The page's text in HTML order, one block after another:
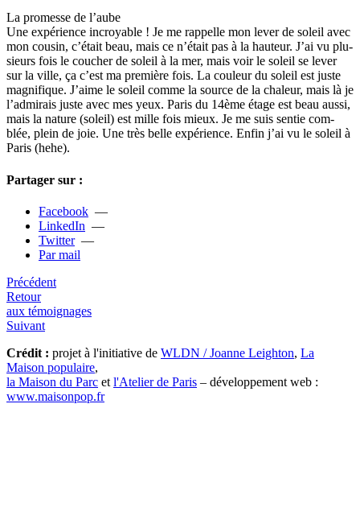
La pro­messe de l’aube
Une expé­rience incroya­ble ! Je me rap­pelle mon lever de soleil avec
mon cousin, c’était beau, mais ce n’était pas à la hau­teur. J’ai vu plu­
sieurs fois le cou­cher de soleil à la mer, mais voir le soleil se lever
sur la ville, ça c’est ma pre­mière fois. La cou­leur du soleil est juste
magni­fi­que. J’aime le soleil comme la source de la cha­leur, mais là je
l’admi­rais juste avec mes yeux. Paris du 14ème étage est beau aussi,
mais la nature (soleil) est mille fois mieux. Je me suis sentie com­
blée, plein de joie. Une très belle expé­rience. Enfin j’ai vu le soleil à
Paris (hehe).
Partager sur :
Facebook —
LinkedIn —
Twitter—
Par mail
Précédent
Retour
aux témoignages
Suivant
Crédit : projet à l'initiative de WLDN / Joanne Leighton, La
Maison populaire,
la Maison du Parc et l'Atelier de Paris – développement web :
www.maisonpop.fr